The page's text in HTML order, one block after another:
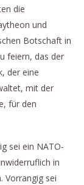
die
und
Botschaft in
feiern, das der
der eine
mit der
für den
sei ein NATO-
in
Vorrangig sei